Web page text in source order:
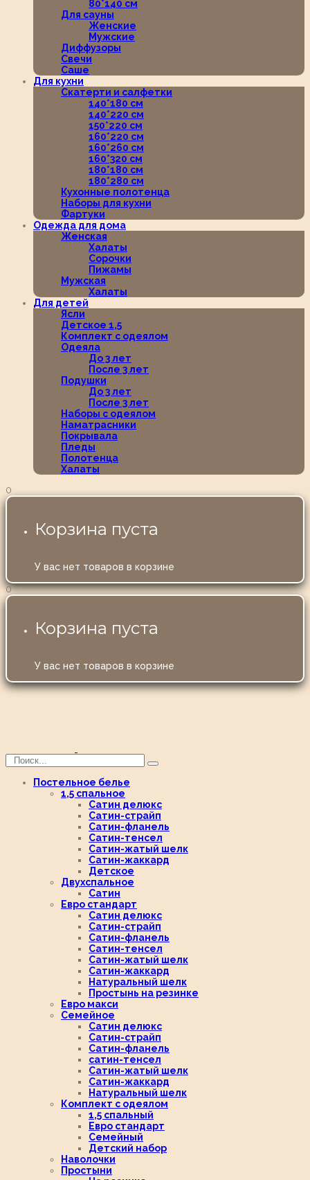
80*140 см
Для сауны
Женские
Мужские
Диффузоры
Свечи
Саше
Для кухни
Скатерти и салфетки
140*180 см
140*220 см
150*220 см
160*220 см
160*260 см
160*320 см
180*180 см
180*280 см
Кухонные полотенца
Наборы для кухни
Фартуки
Одежда для дома
Женская
Халаты
Сорочки
Пижамы
Мужская
Халаты
Для детей
Ясли
Детское 1,5
Комплект с одеялом
Одеяла
До 3 лет
После 3 лет
Подушки
До 3 лет
После 3 лет
Наборы с одеялом
Наматрасники
Покрывала
Пледы
Полотенца
Халаты
0
Корзина пуста
У вас нет товаров в корзине
0
Корзина пуста
У вас нет товаров в корзине
Постельное белье
1,5 спальное
Сатин делюкс
Сатин-страйп
Сатин-фланель
Сатин-тенсел
Сатин-жатый шелк
Сатин-жаккард
Детское
Двухспальное
Сатин
Евро стандарт
Сатин делюкс
Сатин-страйп
Сатин-фланель
Сатин-тенсел
Сатин-жатый шелк
Сатин-жаккард
Натуральный шелк
Простынь на резинке
Евро макси
Семейное
Сатин делюкс
Сатин-страйп
Сатин-фланель
сатин-тенсел
Сатин-жатый шелк
Сатин-жаккард
Натуральный шелк
Комплект с одеялом
1,5 спальный
Евро стандарт
Семейный
Детский набор
Наволочки
Простыни